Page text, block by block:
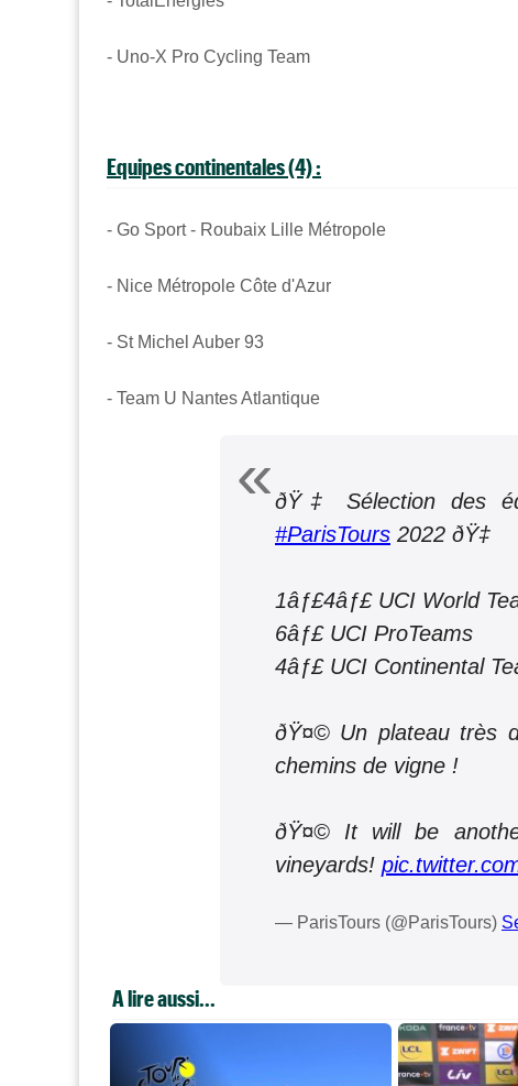
- Uno-X Pro Cycling Team
Equipes continentales (4) :
- Go Sport - Roubaix Lille Métropole
- Nice Métropole Côte d'Azur
- St Michel Auber 93
- Team U Nantes Atlantique
ðŸ‡ Sélection des
#ParisTours 2022 ðŸ‡
1âƒ£4âƒ£ UCI World
6âƒ£ UCI ProTeams
4âƒ£ UCI Continental
ðŸ¤© Un plateau très
chemins de vigne !
ðŸ¤© It will be
vineyards!
— ParisTours (@ParisTours)
A lire aussi...